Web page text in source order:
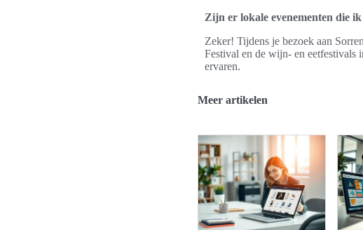
Zijn er lokale evenementen die
Zeker! Tijdens je bezoek aan
Festival en de wijn- en eetfestivals
ervaren.
Meer artikelen